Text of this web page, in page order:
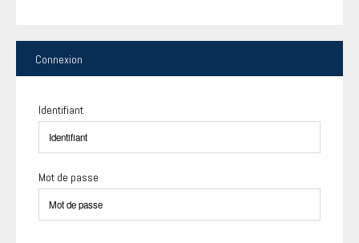
Connexion
Identifiant
Mot de passe